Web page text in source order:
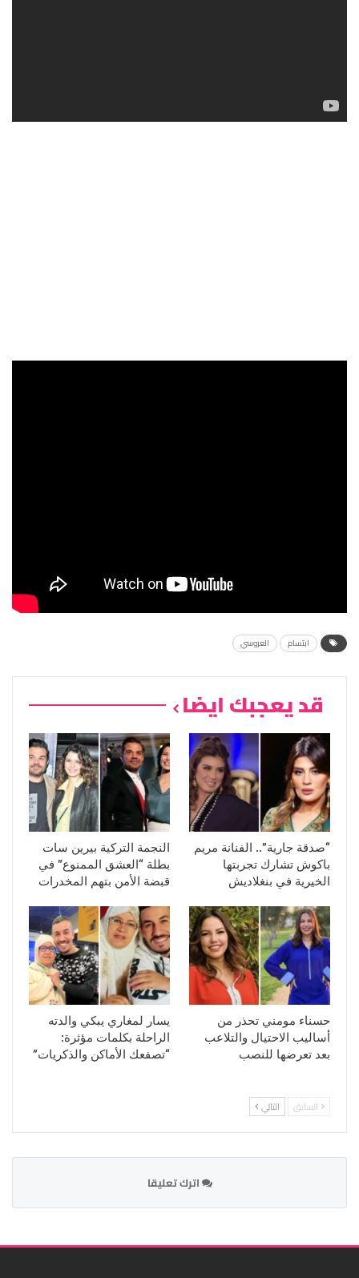
ابتسام العروسي
قد يعجبك ايضا
“صدقة جارية”.. الفنانة مريم
باكوش تشارك تجربتها
الخيرية في بنغلاديش
النجمة التركية بيرين سات
بطلة “العشق الممنوع” في
قبضة الأمن بتهم المخدرات
حسناء مومني تحذر من
أساليب الاحتيال والتلاعب
بعد تعرضها للنصب
يسار لمغاري يبكي والدته
الراحلة بكلمات مؤثرة:
“تصفعك الأماكن والذكريات”
السابق التالي
اترك تعليقا